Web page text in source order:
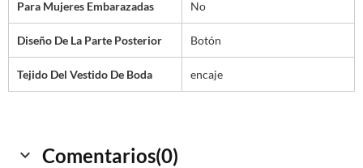
Para Mujeres Embarazadas No
Diseño De La Parte Posterior Botón
Tejido Del Vestido De Boda encaje
Comentarios(0)